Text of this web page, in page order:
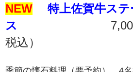
NEW 特上佐賀牛ステ
ス
税込）